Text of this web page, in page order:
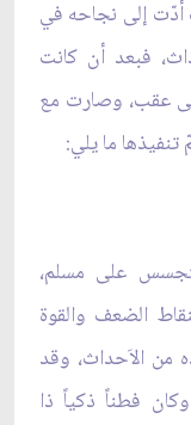
إلى نجاحه في
فبعد أن كانت
عقب، وصارت مع
ما يلي:
على مسلم،
الضعف والقوة
من الاَحداث، وقد
وكان فطناً ذكياً ذا